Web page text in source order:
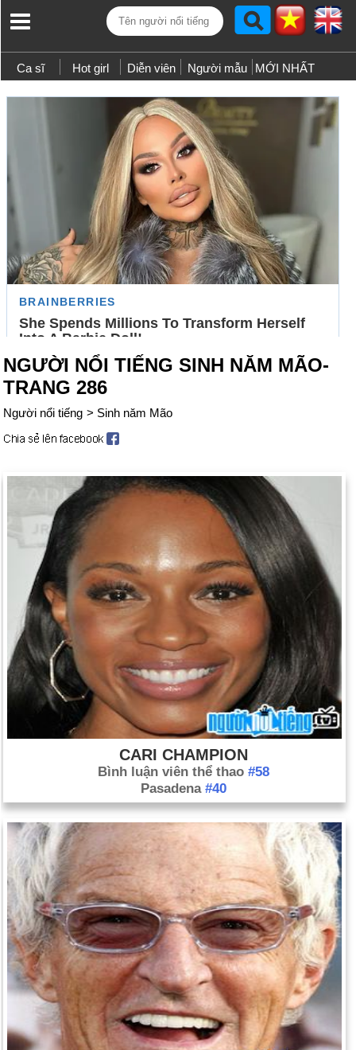
Ca sĩ Hot girl Diễn viên Người mẫu MỚI NHẤT
NGƯỜI NỔI TIẾNG SINH NĂM MÃO-
TRANG 286
Người nổi tiếng > Sinh năm Mão
CARI CHAMPION
Bình luận viên thể thao #58
Pasadena #40